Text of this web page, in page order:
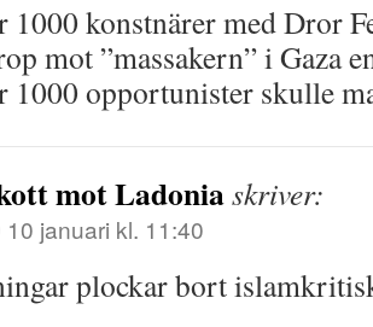
1000 konstnärer med Dror
mot ”massakern” i Gaza
1000 opportunister skulle
mot Ladoniaskriver:
10 januari kl. 11:40
plockar bort